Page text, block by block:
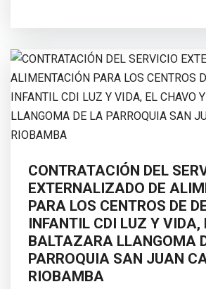
CONTRATACIÓN DEL
EXTERNALIZADO DE
PARA LOS CENTROS DE
INFANTIL CDI LUZ Y VIDA,
BALTAZARA LLANGOMA
PARROQUIA SAN JUAN
RIOBAMBA